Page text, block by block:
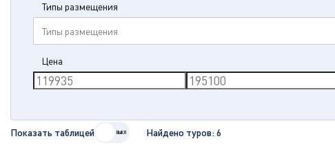
Типы размещения
Типы размещения
Цена
Показать таблицей Найдено туров:6